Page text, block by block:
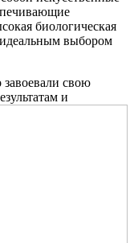
биологическая
идеальным выбором
свою
и